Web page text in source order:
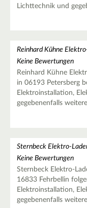
Lichttechnik und
Reinhard Kühne
Keine Bewertungen
Reinhard Kühne
in 06193 Petersberg
Elektroinstallation,
gegebenenfalls
Sternbeck Elektro-
Keine Bewertungen
Sternbeck Elektro-
16833 Fehrbellin
Elektroinstallation,
gegebenenfalls